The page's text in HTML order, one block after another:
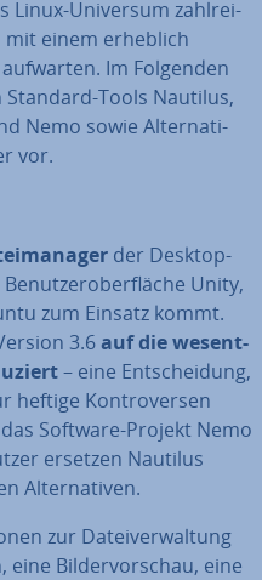
Linux-Universum zahl­rei­
mit einem erheblich
Im Folgenden
Tools Nautilus,
Nemo sowie Al­ter­na­ti­
vor.
der Desktop-
Unity,
zum Einsatz kommt.
3.6auf diewe­sent­
– eine Ent­schei­dung,
heftige Kon­tro­ver­sen
Software-Projekt Nemo
ersetzen Nautilus
Al­ter­na­ti­ven.
zur Da­tei­ver­wal­tung
eine Bil­der­vor­schau, eine